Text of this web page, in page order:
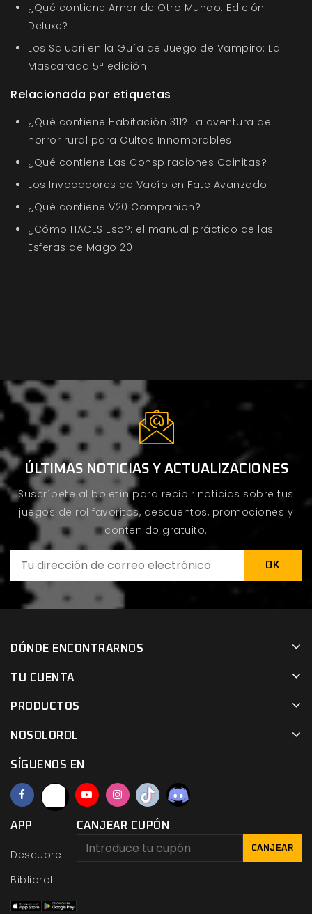
¿Qué contiene Amor de Otro Mundo: Edición
Deluxe?
Los Salubri en la Guía de Juego de Vampiro: La
Mascarada 5ª edición
Relacionada por etiquetas
¿Qué contiene Habitación 311? La aventura de
horror rural para Cultos Innombrables
¿Qué contiene Las Conspiraciones Cainitas?
Los Invocadores de Vacío en Fate Avanzado
¿Qué contiene V20 Companion?
¿Cómo HACES Eso?: el manual práctico de las
Esferas de Mago 20
ÚLTIMAS NOTICIAS Y ACTUALIZACIONES
Suscríbete al boletín para recibir noticias sobre tus
juegos de rol favoritos, descuentos, promociones y
contenido gratuito.
DÓNDE ENCONTRARNOS
TU CUENTA
PRODUCTOS
NOSOLOROL
SÍGUENOS EN
APP
Descubre
Bibliorol
CANJEAR CUPÓN
CANJEAR